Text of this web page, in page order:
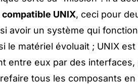
compatible UNIX, ceci pour
avoir un système qui
le matériel évoluait ; UNIX
entre eux par des
tous les composants